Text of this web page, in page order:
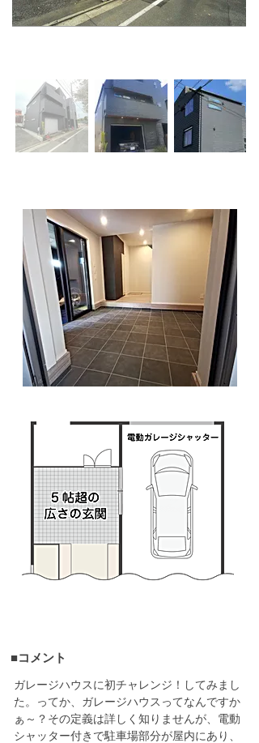
■コメント
ガレージハウスに初チャレンジ！してみまし
た。ってか、ガレージハウスってなんですか
ぁ～？その定義は詳しく知りませんが、電動
シャッター付きで駐車場部分が屋内にあり、